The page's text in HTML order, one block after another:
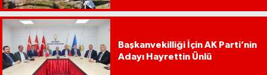
Başkanvekilliği İçin AK Parti’nin
Adayı Hayrettin Ünlü